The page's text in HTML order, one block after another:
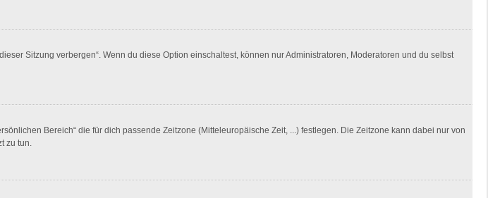
Sitzung verbergen“. Wenn du diese Option einschaltest, können nur Administratoren, Moderatoren und du selbst
Bereich“ die für dich passende Zeitzone (Mitteleuropäische Zeit, ...) festlegen. Die Zeitzone kann dabei nur von
zu tun.